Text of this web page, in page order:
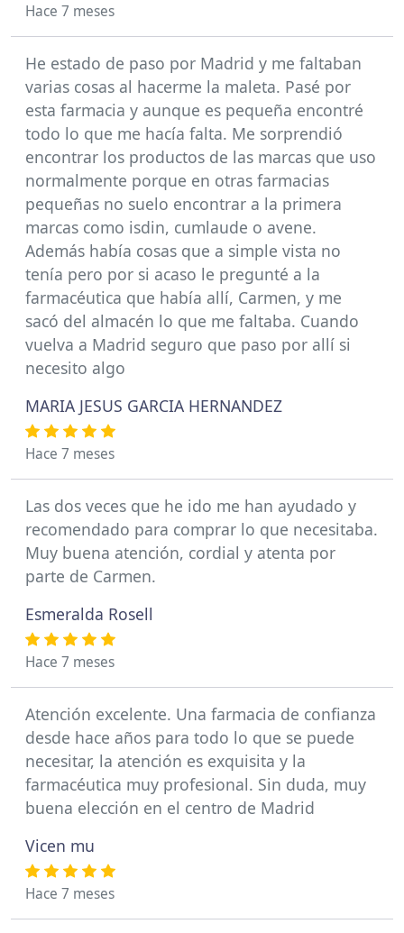
Hace 7 meses
He estado de paso por Madrid y me faltaban
varias cosas al hacerme la maleta. Pasé por
esta farmacia y aunque es pequeña encontré
todo lo que me hacía falta. Me sorprendió
encontrar los productos de las marcas que uso
normalmente porque en otras farmacias
pequeñas no suelo encontrar a la primera
marcas como isdin, cumlaude o avene.
Además había cosas que a simple vista no
tenía pero por si acaso le pregunté a la
farmacéutica que había allí, Carmen, y me
sacó del almacén lo que me faltaba. Cuando
vuelva a Madrid seguro que paso por allí si
necesito algo
MARIA JESUS GARCIA HERNANDEZ
Hace 7 meses
Las dos veces que he ido me han ayudado y
recomendado para comprar lo que necesitaba.
Muy buena atención, cordial y atenta por
parte de Carmen.
Esmeralda Rosell
Hace 7 meses
Atención excelente. Una farmacia de confianza
desde hace años para todo lo que se puede
necesitar, la atención es exquisita y la
farmacéutica muy profesional. Sin duda, muy
buena elección en el centro de Madrid
Vicen mu
Hace 7 meses